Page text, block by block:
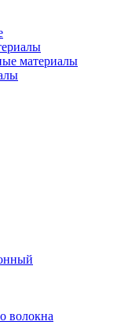
материалы
волокна